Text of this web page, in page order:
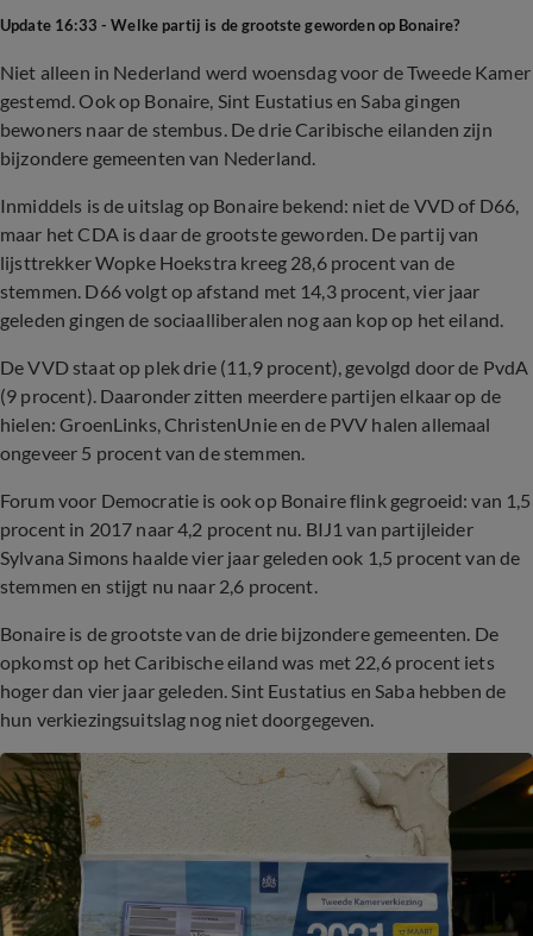
Update 16:33 - Welke partij is de grootste geworden op Bonaire?
Niet alleen in Nederland werd woensdag voor de Tweede Kamer
gestemd. Ook op Bonaire, Sint Eustatius en Saba gingen
bewoners naar de stembus. De drie Caribische eilanden zijn
bijzondere gemeenten van Nederland.
Inmiddels is de uitslag op Bonaire bekend: niet de VVD of D66,
maar het CDA is daar de grootste geworden. De partij van
lijsttrekker Wopke Hoekstra kreeg 28,6 procent van de
stemmen. D66 volgt op afstand met 14,3 procent, vier jaar
geleden gingen de sociaalliberalen nog aan kop op het eiland.
De VVD staat op plek drie (11,9 procent), gevolgd door de PvdA
(9 procent). Daaronder zitten meerdere partijen elkaar op de
hielen: GroenLinks, ChristenUnie en de PVV halen allemaal
ongeveer 5 procent van de stemmen.
Forum voor Democratie is ook op Bonaire flink gegroeid: van 1,5
procent in 2017 naar 4,2 procent nu. BIJ1 van partijleider
Sylvana Simons haalde vier jaar geleden ook 1,5 procent van de
stemmen en stijgt nu naar 2,6 procent.
Bonaire is de grootste van de drie bijzondere gemeenten. De
opkomst op het Caribische eiland was met 22,6 procent iets
hoger dan vier jaar geleden. Sint Eustatius en Saba hebben de
hun verkiezingsuitslag nog niet doorgegeven.